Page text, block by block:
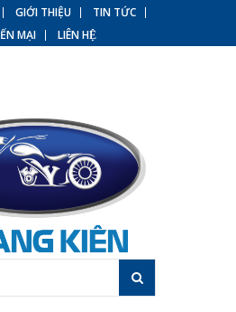
GIỚI THIỆU
TIN TỨC
MẠI
LIÊN HỆ